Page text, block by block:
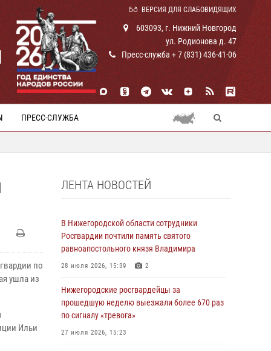
ВЕРСИЯ ДЛЯ СЛАБОВИДЯЩИХ
603093, г. Нижний Новгород
ул. Родионова д. 47
Пресс-служба + 7 (831) 436-41-06
ПРЕСС-СЛУЖБА
по
ушла из
Ильи
ЛЕНТА НОВОСТЕЙ
В Нижегородской области сотрудники
Росгвардии почтили память святого
равноапостольного князя Владимира
28 июля 2026, 15:39 2
Нижегородские росгвардейцы за
прошедшую неделю выезжали более 670 раз
по сигналу «тревога»
27 июля 2026, 15:23